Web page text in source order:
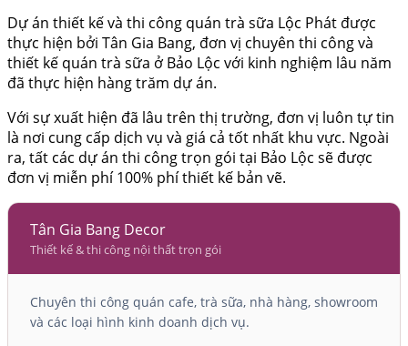
Dự án thiết kế và thi công quán trà sữa Lộc Phát được
thực hiện bởi Tân Gia Bang, đơn vị chuyên thi công và
thiết kế quán trà sữa ở Bảo Lộc với kinh nghiệm lâu năm
đã thực hiện hàng trăm dự án.
Với sự xuất hiện đã lâu trên thị trường, đơn vị luôn tự tin
là nơi cung cấp dịch vụ và giá cả tốt nhất khu vực. Ngoài
ra, tất các dự án thi công trọn gói tại Bảo Lộc sẽ được
đơn vị miễn phí 100% phí thiết kế bản vẽ.
Tân Gia Bang Decor
Thiết kế & thi công nội thất trọn gói
Chuyên thi công quán cafe, trà sữa, nhà hàng, showroom
và các loại hình kinh doanh dịch vụ.